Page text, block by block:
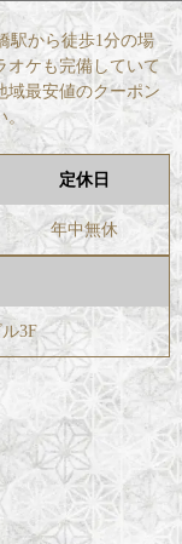
駅から徒歩1分の場
オケも完備していて
域最安値のクーポン
。
定休日
年中無休
3F